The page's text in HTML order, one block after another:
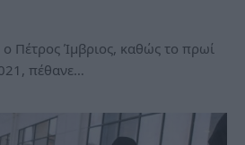
Πέτρος Ίμβριος, καθώς το πρωί
πέθανε…